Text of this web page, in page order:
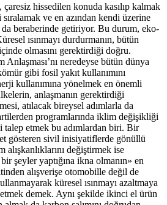
hissedilen konuda kasılıp kalmak
ve en azından kendi üzerine
da beraberinde getiriyor. Bu durum, eko-
ısınmayı durdurmanın, bütün
olmasını gerektirdiği doğru.
neredeyse bütün dünya
gibi fosil yakıt kullanımını
kullanımına yönelmek en önemli
anlaşmanın gerektirdiği
atılacak bireysel adımlarla da
programlarında iklim değişikliği
talep etmek bu adımlardan biri. Bir
gösteren sivil inisiyatiflerde gönüllü
alışkanlıklarını değiştirmek ise
şeyler yaptığına ikna olmanın» en
alışverişe otomobille değil de
küresel ısınmayı azaltmaya
demek. Aynı şekilde ikinci el ürün